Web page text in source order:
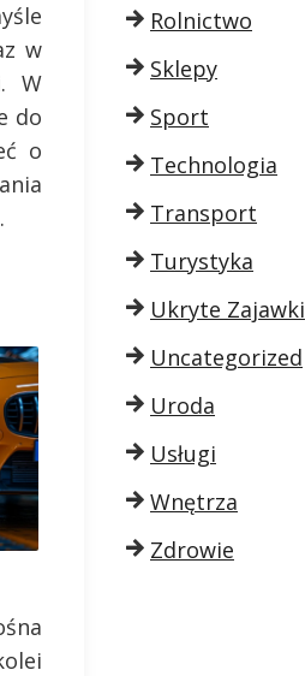
w
W
do
o
Rolnictwo
Sklepy
Sport
Technologia
Transport
Turystyka
Ukryte Zajawki
Uncategorized
Uroda
Usługi
Wnętrza
Zdrowie